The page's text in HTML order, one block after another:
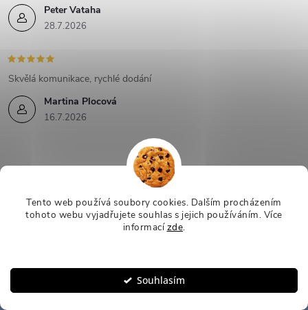
Tento web používá soubory cookies. Dalším procházením
tohoto webu vyjadřujete souhlas s jejich používáním. Více
informacízde.
Souhlasím
Peter Vataha
28.7.2026
Martina Plocová
16.7.2026
Skvělá komunikace, rychlé dodání
á
Mějte přehled o novinkách
a slevách
E-mail ODEBÍRAT